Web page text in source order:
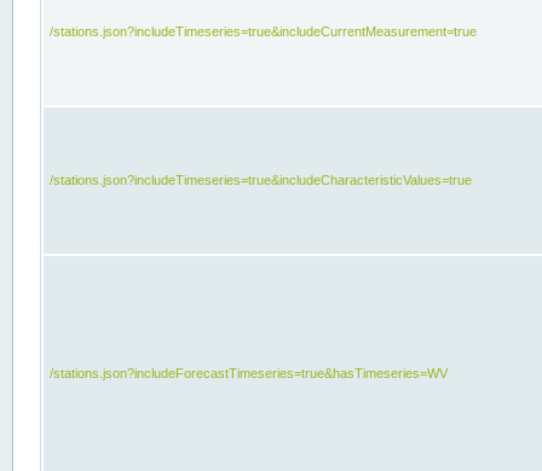
/stations.json?includeTimeseries=true&includeCurrentMeasurement=true
/stations.json?includeTimeseries=true&includeCharacteristicValues=true
/stations.json?includeForecastTimeseries=true&hasTimeseries=WV